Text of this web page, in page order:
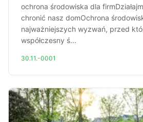
ochrona środowiska dla
chronić nasz domOchrona
najważniejszych wyzwań, przed
współczesny ś...
30.11.-0001